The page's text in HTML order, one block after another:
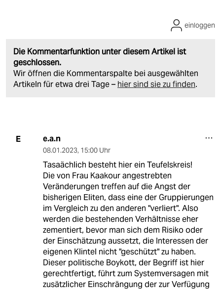
Die Kommentarfunktion unter diesem Artikel ist
geschlossen.
Wir öffnen die Kommentarspalte bei ausgewählten
Artikeln für etwa drei Tage – hier sind sie zu finden.
einloggen
E e.a.n
08.01.2023, 15:00 Uhr
Tasaächlich besteht hier ein Teufelskreis!
Die von Frau Kaakour angestrebten
Veränderungen treffen auf die Angst der
bisherigen Eliten, dass eine der Gruppierungen
im Vergleich zu den anderen "verliert". Also
werden die bestehenden Verhältnisse eher
zementiert, bevor man sich dem Risiko oder
der Einschätzung aussetzt, die Interessen der
eigenen Klintel nicht "geschützt" zu haben.
Dieser politische Boykott, der Begriff ist hier
gerechtfertigt, führt zum Systemversagen mit
zusätzlicher Einschrängung der zur Verfügung